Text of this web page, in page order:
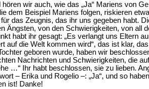
hören wir auch, wie das „Ja“ Mariens von
dem Beispiel Mariens folgen, riskieren
das Zeugnis, das ihr uns gegeben habt.
Ängsten, von den Schwierigkeiten, von all
habt ihr gesagt: „Es verlangt uns Eltern
auf die Welt kommen wird“, das ist klar,
geboren wurde, haben wir
Nachrichten und Schwierigkeiten, die
…“ Ihr habt beschlossen, sie zu lieben.
– Erika und Rogelio –: „Ja“, und so
ist! Danke!